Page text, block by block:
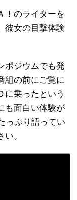
！のライターを
彼女の目撃体験
ポジウムでも発
組の前にご覧に
に乗ったという
も面白い体験が
っぷり語ってい
。